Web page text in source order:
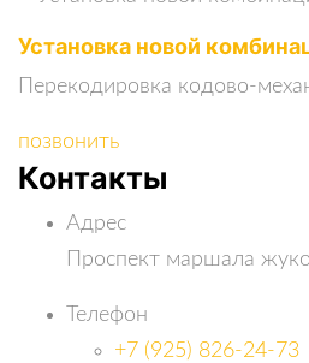
Установка новой
Перекодировка кодово-
позвонить
Контакты
Адрес
Проспект маршала
Телефон
+7 (925) 826-24-73